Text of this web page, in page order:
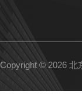
Copyright © 2026